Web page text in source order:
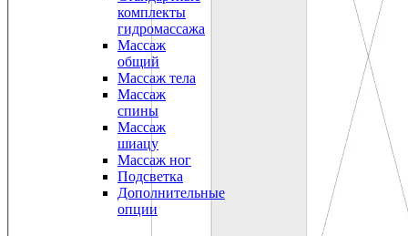
комплекты
гидромассажа
Массаж
общий
Массаж тела
Массаж
спины
Массаж
шиацу
Массаж ног
Подсветка
Дополнительные
опции